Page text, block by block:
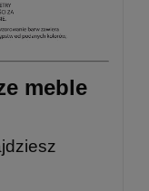
meble